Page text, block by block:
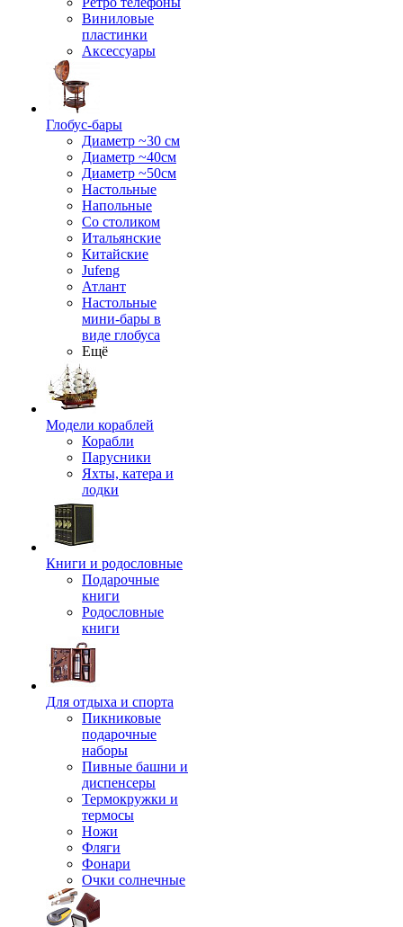
Виниловые
пластинки
Аксессуары
Глобус-бары
Диаметр ~30 см
Диаметр ~40см
Диаметр ~50см
Настольные
Напольные
Со столиком
Итальянские
Китайские
Jufeng
Атлант
Настольные
мини-бары в
виде глобуса
Ещё
Модели кораблей
Корабли
Парусники
Яхты, катера и
лодки
Книги и родословные
Подарочные
книги
Родословные
книги
Для отдыха и спорта
Пикниковые
подарочные
наборы
Пивные башни и
диспенсеры
Термокружки и
термосы
Ножи
Фляги
Фонари
Очки солнечные